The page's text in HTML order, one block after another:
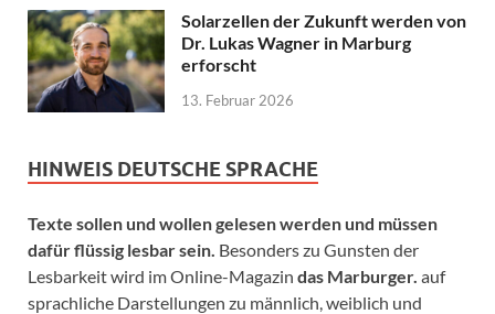
Solarzellen der Zukunft werden von
Dr. Lukas Wagner in Marburg
erforscht
13. Februar 2026
HINWEIS DEUTSCHE SPRACHE
Texte sollen und wollen gelesen werden und müssen
dafür flüssig lesbar sein. Besonders zu Gunsten der
Lesbarkeit wird im Online-Magazin das Marburger. auf
sprachliche Darstellungen zu männlich, weiblich und